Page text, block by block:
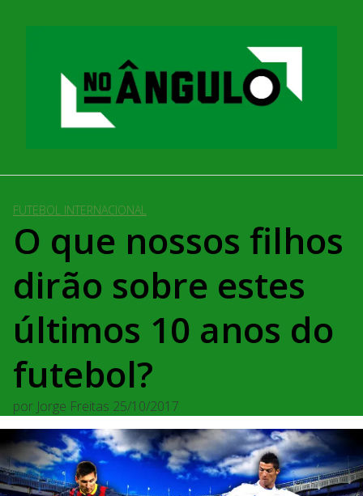
FUTEBOL INTERNACIONAL
O que nossos filhos
dirão sobre estes
últimos 10 anos do
futebol?
por Jorge Freitas 25/10/2017